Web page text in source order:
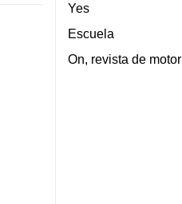
Yes
Escuela
On, revista de motor